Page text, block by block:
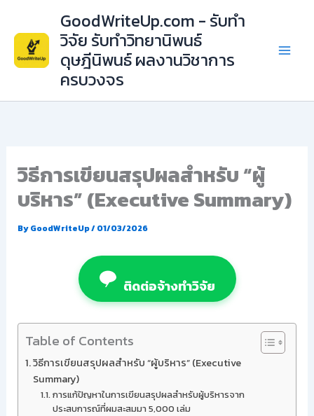
content
GoodWriteUp.com - รับทำ
วิจัย รับทำวิทยานิพนธ์
ดุษฎีนิพนธ์ ผลงานวิชาการ
ครบวงจร
วิธีการเขียนสรุปผลสำหรับ “ผู้
บริหาร” (Executive Summary)
ByGoodWriteUp/01/03/2026
ติดต่อจ้างทำวิจัย
Table of Contents
วิธีการเขียนสรุปผลสำหรับ “ผู้บริหาร” (Executive
Summary)
การแก้ปัญหาในการเขียนสรุปผลสำหรับผู้บริหารจาก
ประสบการณ์ที่ผมสะสมมา 5,000 เล่ม